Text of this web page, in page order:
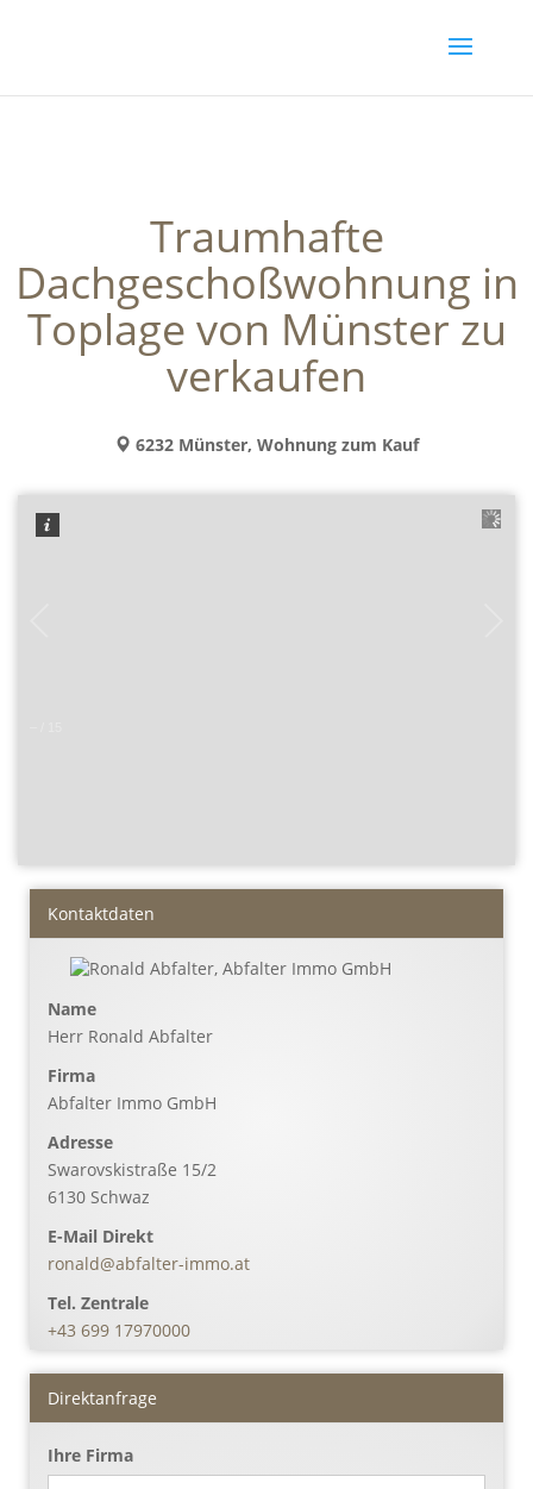
Traumhafte
Dachgeschoßwohnung in
Toplage von Münster zu
verkaufen
6232 Münster, Wohnung zum Kauf
Kontaktdaten
Name
Herr Ronald Abfalter
Firma
Abfalter Immo GmbH
Adresse
Swarovskistraße 15/2
6130 Schwaz
E-Mail Direkt
ronald@abfalter-immo.at
Tel. Zentrale
+43 699 17970000
Direktanfrage
Ihre Firma